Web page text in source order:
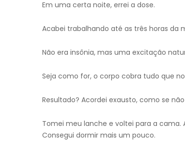
Em uma certa noite, errei a dose.
Acabei trabalhando até as três horas da
Não era insônia, mas uma excitação
Seja como for, o corpo cobra tudo que
Resultado? Acordei exausto, como se
Tomei meu lanche e voltei para a cama.
Consegui dormir mais um pouco.